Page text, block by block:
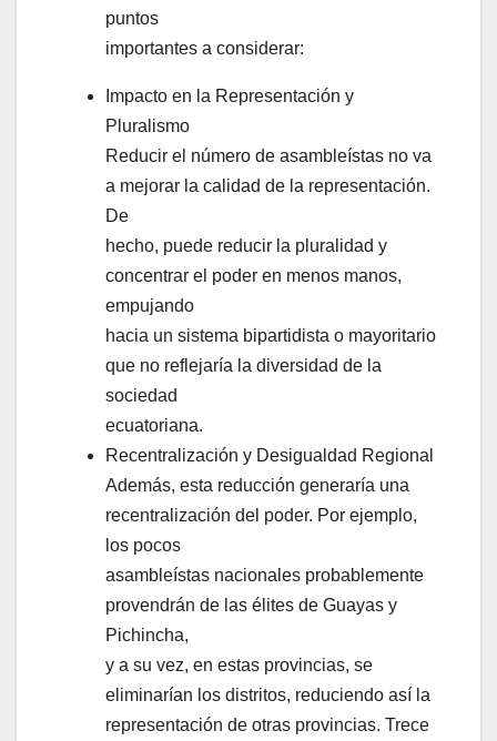
puntos
importantes a considerar:
Impacto en la Representación y
Pluralismo
Reducir el número de asambleístas no va
a mejorar la calidad de la representación.
De
hecho, puede reducir la pluralidad y
concentrar el poder en menos manos,
empujando
hacia un sistema bipartidista o mayoritario
que no reflejaría la diversidad de la
sociedad
ecuatoriana.
Recentralización y Desigualdad Regional
Además, esta reducción generaría una
recentralización del poder. Por ejemplo,
los pocos
asambleístas nacionales probablemente
provendrán de las élites de Guayas y
Pichincha,
y a su vez, en estas provincias, se
eliminarían los distritos, reduciendo así la
representación de otras provincias. Trece